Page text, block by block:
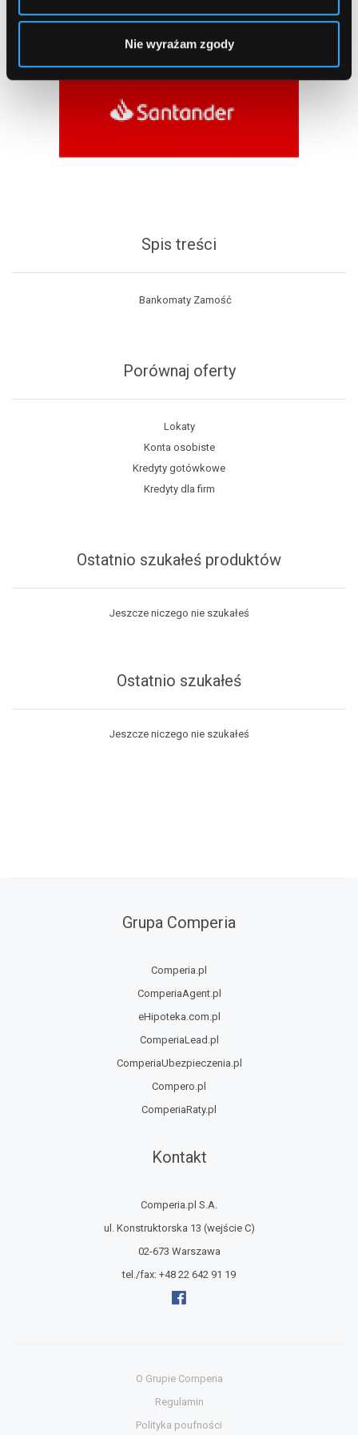
Nie wyrażam zgody
Spis treści
Bankomaty Zamość
Porównaj oferty
Lokaty
Konta osobiste
Kredyty gotówkowe
Kredyty dla firm
Ostatnio szukałeś produktów
Jeszcze niczego nie szukałeś
Ostatnio szukałeś
Jeszcze niczego nie szukałeś
Grupa Comperia
Comperia.pl
ComperiaAgent.pl
eHipoteka.com.pl
ComperiaLead.pl
ComperiaUbezpieczenia.pl
Compero.pl
ComperiaRaty.pl
Kontakt
Comperia.pl S.A.
ul. Konstruktorska 13 (wejście C)
02-673 Warszawa
tel./fax: +48 22 642 91 19
O Grupie Comperia
Regulamin
Polityka poufności